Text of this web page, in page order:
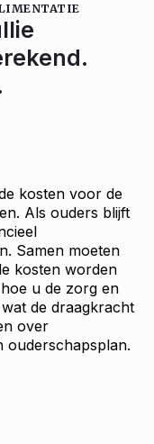
kosten voor de
Als ouders blijft
Samen moeten
kosten worden
u de zorg en
de draagkracht
over
ouderschapsplan.